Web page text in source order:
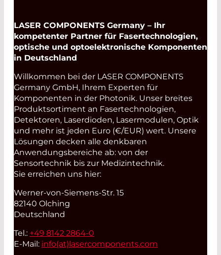
LASER COMPONENTS Germany – Ihr
kompetenter Partner für Fasertechnologien,
optische und optoelektronische Komponenten
in Deutschland
Willkommen bei der LASER COMPONENTS
Germany GmbH, Ihrem Experten für
Komponenten in der Photonik. Unser breites
Produktsortiment an Fasertechnologien,
Detektoren, Laserdioden, Lasermodulen, Optik
und mehr ist jeden Euro (€/EUR) wert. Unsere
Lösungen decken alle denkbaren
Anwendungsbereiche ab: von der
Sensortechnik bis zur Medizintechnik.
Sie erreichen uns hier:
Werner-von-Siemens-Str. 15
82140 Olching
Deutschland
Tel.: +49 8142 2864-0
E-Mail: info(at)lasercomponents.com